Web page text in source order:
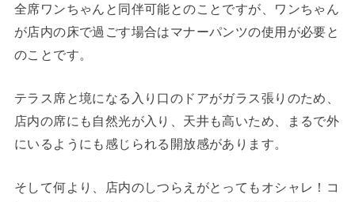
全席ワンちゃんと同伴可能とのことですが、ワンちゃん
が店内の床で過ごす場合はマナーパンツの使用が必要と
のことです。
テラス席と境になる入り口のドアがガラス張りのため、
店内の席にも自然光が入り、天井も高いため、まるで外
にいるようにも感じられる開放感があります。
そして何より、店内のしつらえがとってもオシャレ！コ